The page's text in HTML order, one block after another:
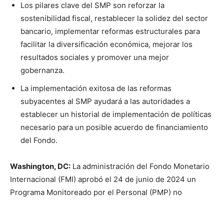
Los pilares clave del SMP son reforzar la
sostenibilidad fiscal, restablecer la solidez del sector
bancario, implementar reformas estructurales para
facilitar la diversificación económica, mejorar los
resultados sociales y promover una mejor
gobernanza.
La implementación exitosa de las reformas
subyacentes al SMP ayudará a las autoridades a
establecer un historial de implementación de políticas
necesario para un posible acuerdo de financiamiento
del Fondo.
Washington, DC: La administración del Fondo Monetario
Internacional (FMI) aprobó el 24 de junio de 2024 un
Programa Monitoreado por el Personal (PMP) no